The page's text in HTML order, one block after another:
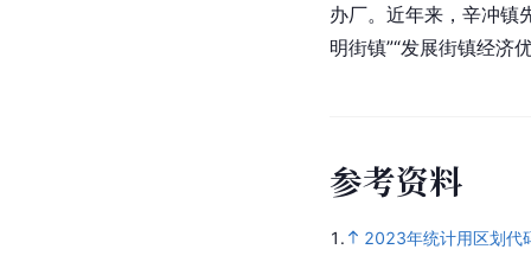
办厂。近年来，辛冲镇
明街镇”“发展街镇经济
参考资料
1. 2023年统计用区划代